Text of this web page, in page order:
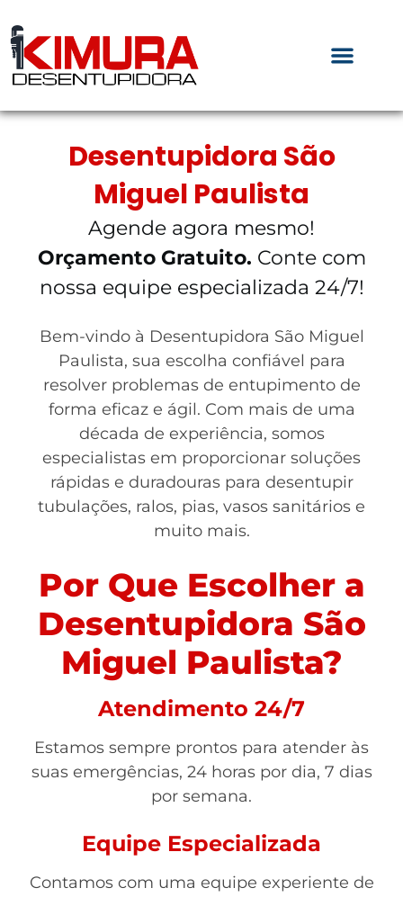
Desentupidora São
Miguel Paulista
Agende agora mesmo!
Orçamento Gratuito. Conte com
nossa equipe especializada 24/7!
Bem-vindo à Desentupidora São Miguel
Paulista, sua escolha confiável para
resolver problemas de entupimento de
forma eficaz e ágil. Com mais de uma
década de experiência, somos
especialistas em proporcionar soluções
rápidas e duradouras para desentupir
tubulações, ralos, pias, vasos sanitários e
muito mais.
Por Que Escolher a
Desentupidora São
Miguel Paulista?
Atendimento 24/7
Estamos sempre prontos para atender às
suas emergências, 24 horas por dia, 7 dias
por semana.
Equipe Especializada
Contamos com uma equipe experiente de